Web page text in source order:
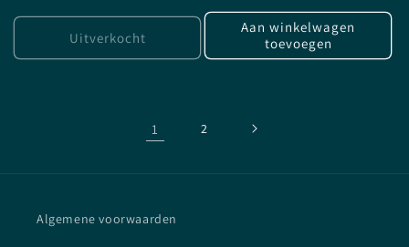
Uitverkocht
prijs
Aan winkelwagen
toevoegen
1 2
Algemene voorwaarden